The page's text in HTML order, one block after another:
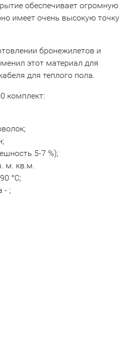
обеспечивает огромную
имеет очень высокую точку
бронежилетов и
этот материал для
для теплого пола.
комплект:
5-7 %);
м. кв.м.
°C;
- ;